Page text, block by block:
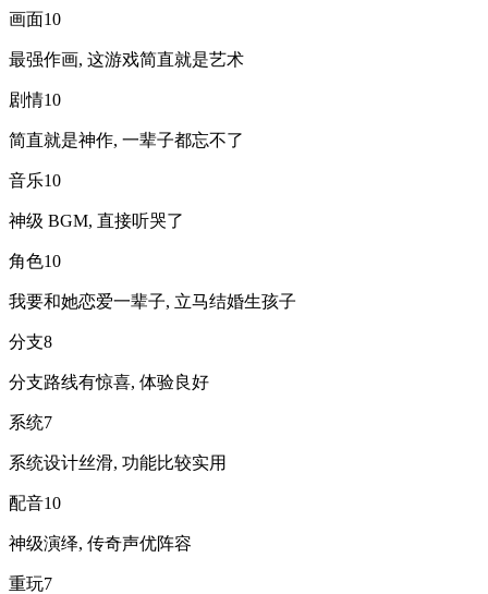
画面10
最强作画, 这游戏简直就是艺术
剧情10
简直就是神作, 一辈子都忘不了
音乐10
神级 BGM, 直接听哭了
角色10
我要和她恋爱一辈子, 立马结婚生孩子
分支8
分支路线有惊喜, 体验良好
系统7
系统设计丝滑, 功能比较实用
配音10
神级演绎, 传奇声优阵容
重玩7